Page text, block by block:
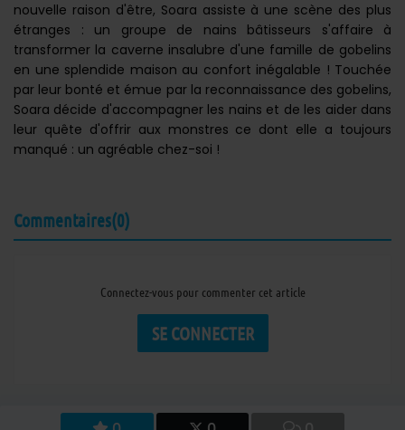
nouvelle raison d'être, Soara assiste à une scène des plus
étranges : un groupe de nains bâtisseurs s'affaire à
transformer la caverne insalubre d'une famille de gobelins
en une splendide maison au confort inégalable ! Touchée
par leur bonté et émue par la reconnaissance des gobelins,
Soara décide d'accompagner les nains et de les aider dans
leur quête d'offrir aux monstres ce dont elle a toujours
manqué : un agréable chez-soi !
Commentaires(0)
Connectez-vous pour commenter cet article
SE CONNECTER